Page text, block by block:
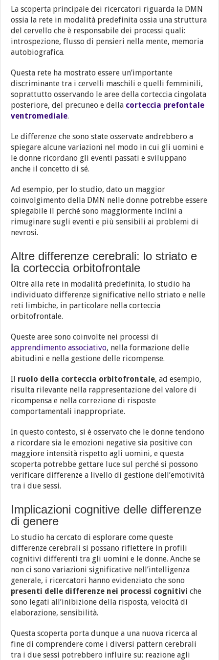
La scoperta principale dei ricercatori riguarda la DMN
ossia la rete in modalità predefinita ossia una struttura
del cervello che è responsabile dei processi quali:
introspezione, flusso di pensieri nella mente, memoria
autobiografica.
Questa rete ha mostrato essere un’importante
discriminante tra i cervelli maschili e quelli femminili,
soprattutto osservando le aree della corteccia cingolata
posteriore, del precuneo e della corteccia prefontale
ventromediale.
Le differenze che sono state osservate andrebbero a
spiegare alcune variazioni nel modo in cui gli uomini e
le donne ricordano gli eventi passati e sviluppano
anche il concetto di sé.
Ad esempio, per lo studio, dato un maggior
coinvolgimento della DMN nelle donne potrebbe essere
spiegabile il perché sono maggiormente inclini a
rimuginare sugli eventi e più sensibili ai problemi di
nevrosi.
Altre differenze cerebrali: lo striato e
la corteccia orbitofrontale
Oltre alla rete in modalità predefinita, lo studio ha
individuato differenze significative nello striato e nelle
reti limbiche, in particolare nella corteccia
orbitofrontale.
Queste aree sono coinvolte nei processi di
apprendimento associativo, nella formazione delle
abitudini e nella gestione delle ricompense.
Il ruolo della corteccia orbitofrontale, ad esempio,
risulta rilevante nella rappresentazione del valore di
ricompensa e nella correzione di risposte
comportamentali inappropriate.
In questo contesto, si è osservato che le donne tendono
a ricordare sia le emozioni negative sia positive con
maggiore intensità rispetto agli uomini, e questa
scoperta potrebbe gettare luce sul perché si possono
verificare differenze a livello di gestione dell’emotività
tra i due sessi.
Implicazioni cognitive delle differenze
di genere
Lo studio ha cercato di esplorare come queste
differenze cerebrali si possano riflettere in profili
cognitivi differenti tra gli uomini e le donne. Anche se
non ci sono variazioni significative nell’intelligenza
generale, i ricercatori hanno evidenziato che sono
presenti delle differenze nei processi cognitivi che
sono legati all’inibizione della risposta, velocità di
elaborazione, sensibilità.
Questa scoperta porta dunque a una nuova ricerca al
fine di comprendere come i diversi pattern cerebrali
tra i due sessi potrebbero influire su: reazione agli